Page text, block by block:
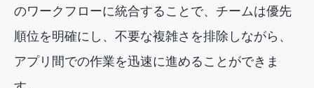
のワークフローに統合することで、チームは優先
順位を明確にし、不要な複雑さを排除しながら、
アプリ間での作業を迅速に進めることができま